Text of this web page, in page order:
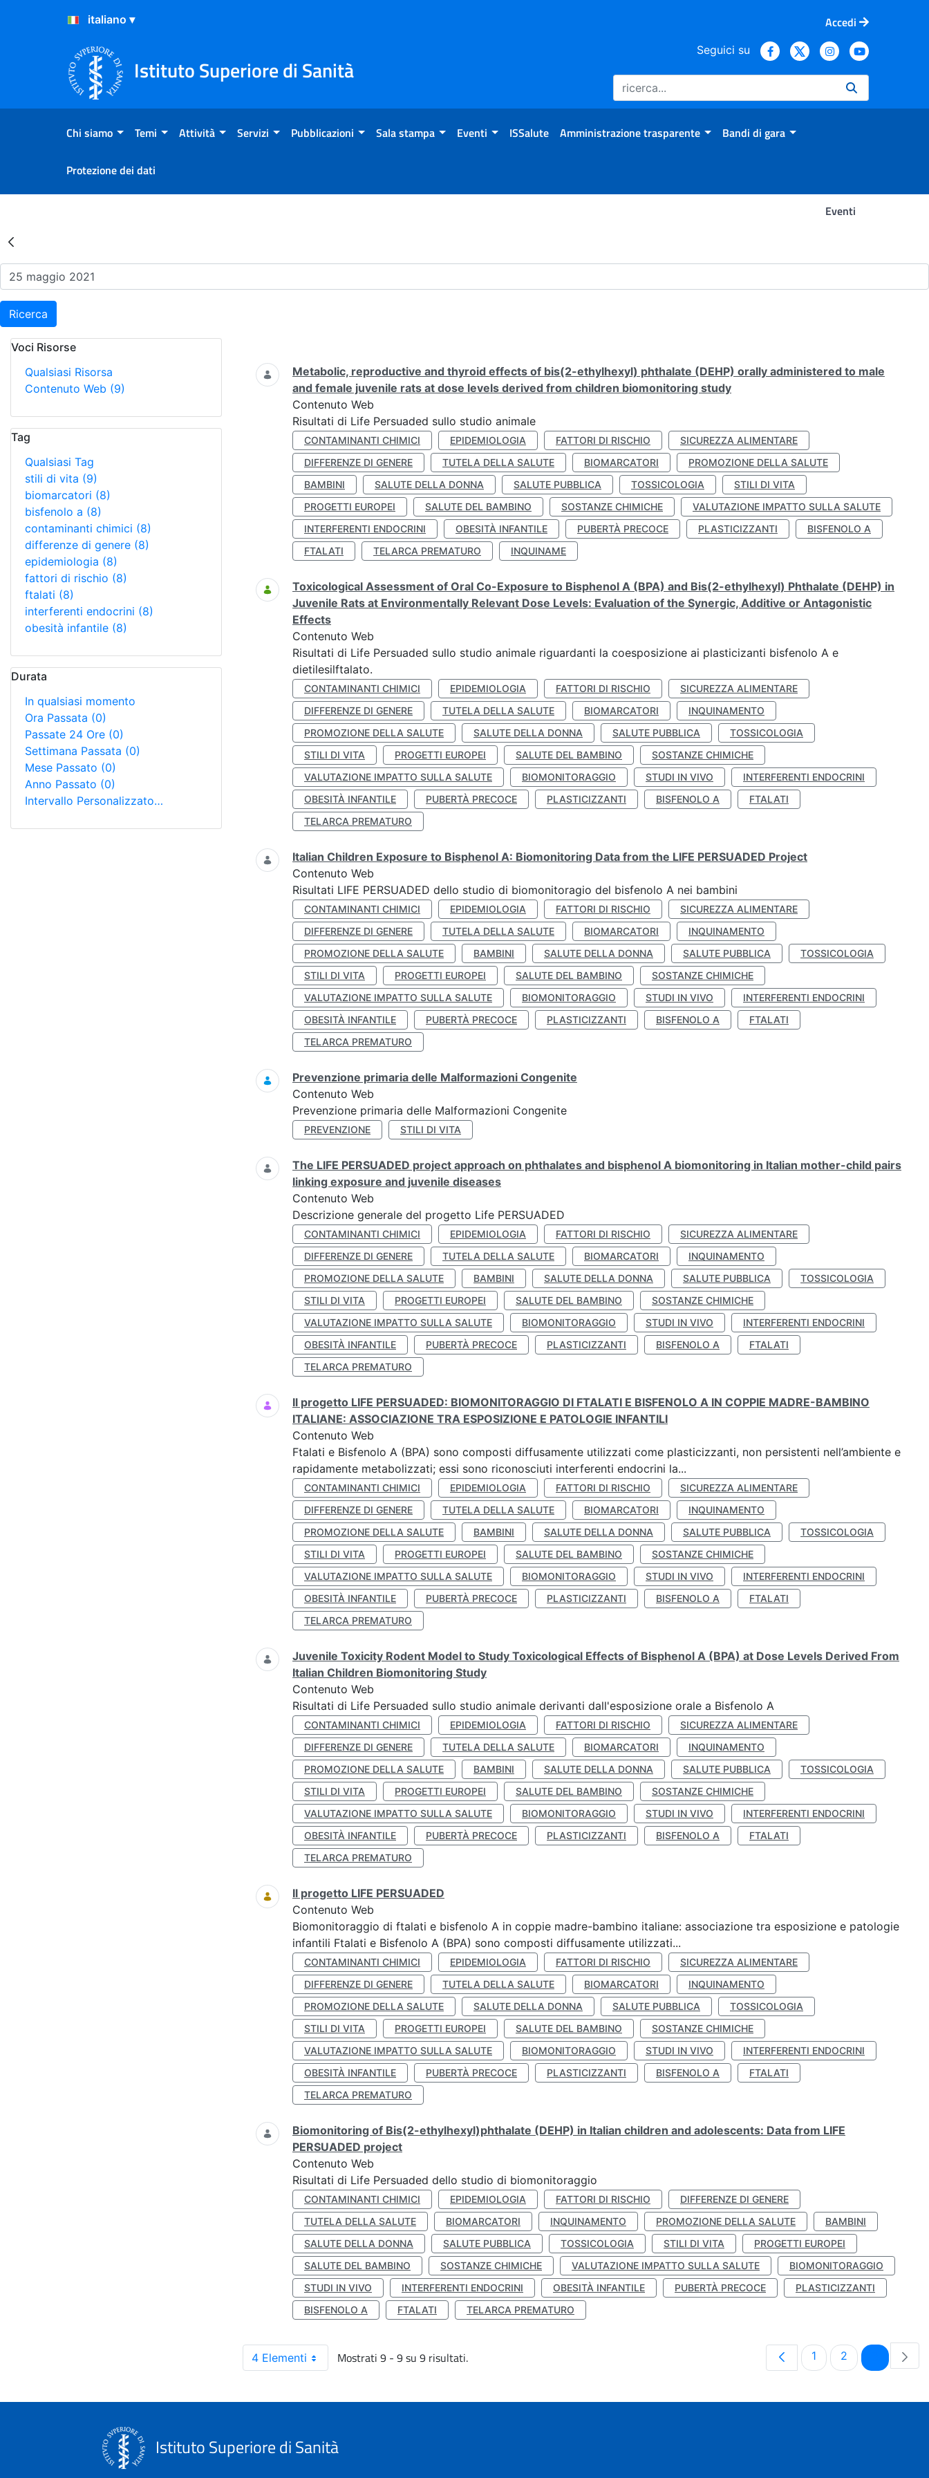
Salta al Contenuto
Salta al Footer
Accedi
Istituto Superiore di Sanità
Seguici su
Chi siamo Temi Attività Servizi Pubblicazioni Sala stampa Eventi ISSalute Amministrazione trasparente Bandi di gara
Protezione dei dati
Eventi
Risultati della Ricerca - Eventi
Ricerca
Voci Risorse
Qualsiasi Risorsa
Contenuto Web (9)
Tag
Qualsiasi Tag
stili di vita (9)
biomarcatori (8)
bisfenolo a (8)
contaminanti chimici (8)
differenze di genere (8)
epidemiologia (8)
fattori di rischio (8)
ftalati (8)
interferenti endocrini (8)
obesità infantile (8)
Durata
In qualsiasi momento
Ora Passata (0)
Passate 24 Ore (0)
Settimana Passata (0)
Mese Passato (0)
Anno Passato (0)
Intervallo Personalizzato…
Ricerca
Metabolic, reproductive and thyroid effects of bis(2-ethylhexyl) phthalate (DEHP) orally administered to male
and female juvenile rats at dose levels derived from children biomonitoring study
Contenuto Web
Risultati di Life Persuaded sullo studio animale
CONTAMINANTI CHIMICI EPIDEMIOLOGIA FATTORI DI RISCHIO
SICUREZZA ALIMENTARE
DIFFERENZE DI GENERE
TUTELA DELLA SALUTE BIOMARCATORI
PROMOZIONE DELLA SALUTE
BAMBINI
SALUTE DELLA DONNA SALUTE PUBBLICA TOSSICOLOGIA
STILI DI VITA
PROGETTI EUROPEI
SALUTE DEL BAMBINO SOSTANZE CHIMICHE
VALUTAZIONE IMPATTO SULLA SALUTE
INTERFERENTI ENDOCRINI
OBESITÀ INFANTILE PUBERTÀ PRECOCE PLASTICIZZANTI
BISFENOLO A
FTALATI
TELARCA PREMATURO INQUINAME
Toxicological Assessment of Oral Co-Exposure to Bisphenol A (BPA) and Bis(2-ethylhexyl) Phthalate (DEHP) in
Juvenile Rats at Environmentally Relevant Dose Levels: Evaluation of the Synergic, Additive or Antagonistic
Effects
Contenuto Web
Risultati di Life Persuaded sullo studio animale riguardanti la coesposizione ai plasticizanti bisfenolo A e
dietilesilftalato.
CONTAMINANTI CHIMICI EPIDEMIOLOGIA FATTORI DI RISCHIO
SICUREZZA ALIMENTARE
DIFFERENZE DI GENERE
TUTELA DELLA SALUTE BIOMARCATORI
INQUINAMENTO
PROMOZIONE DELLA SALUTE
SALUTE DELLA DONNA SALUTE PUBBLICA
TOSSICOLOGIA
STILI DI VITA
PROGETTI EUROPEI SALUTE DEL BAMBINO
SOSTANZE CHIMICHE
VALUTAZIONE IMPATTO SULLA SALUTE
BIOMONITORAGGIO STUDI IN VIVO
INTERFERENTI ENDOCRINI
OBESITÀ INFANTILE
PUBERTÀ PRECOCE PLASTICIZZANTI BISFENOLO A
FTALATI
TELARCA PREMATURO
Italian Children Exposure to Bisphenol A: Biomonitoring Data from the LIFE PERSUADED Project
Contenuto Web
Risultati LIFE PERSUADED dello studio di biomonitoragio del bisfenolo A nei bambini
CONTAMINANTI CHIMICI EPIDEMIOLOGIA FATTORI DI RISCHIO
SICUREZZA ALIMENTARE
DIFFERENZE DI GENERE
TUTELA DELLA SALUTE BIOMARCATORI
INQUINAMENTO
PROMOZIONE DELLA SALUTE
BAMBINI SALUTE DELLA DONNA SALUTE PUBBLICA
TOSSICOLOGIA
STILI DI VITA
PROGETTI EUROPEI SALUTE DEL BAMBINO
SOSTANZE CHIMICHE
VALUTAZIONE IMPATTO SULLA SALUTE
BIOMONITORAGGIO STUDI IN VIVO
INTERFERENTI ENDOCRINI
OBESITÀ INFANTILE
PUBERTÀ PRECOCE PLASTICIZZANTI BISFENOLO A
FTALATI
TELARCA PREMATURO
Prevenzione primaria delle Malformazioni Congenite
Contenuto Web
Prevenzione primaria delle Malformazioni Congenite
PREVENZIONE STILI DI VITA
The LIFE PERSUADED project approach on phthalates and bisphenol A biomonitoring in Italian mother-child pairs
linking exposure and juvenile diseases
Contenuto Web
Descrizione generale del progetto Life PERSUADED
CONTAMINANTI CHIMICI EPIDEMIOLOGIA FATTORI DI RISCHIO
SICUREZZA ALIMENTARE
DIFFERENZE DI GENERE
TUTELA DELLA SALUTE BIOMARCATORI
INQUINAMENTO
PROMOZIONE DELLA SALUTE
BAMBINI SALUTE DELLA DONNA SALUTE PUBBLICA
TOSSICOLOGIA
STILI DI VITA
PROGETTI EUROPEI SALUTE DEL BAMBINO
SOSTANZE CHIMICHE
VALUTAZIONE IMPATTO SULLA SALUTE
BIOMONITORAGGIO STUDI IN VIVO
INTERFERENTI ENDOCRINI
OBESITÀ INFANTILE
PUBERTÀ PRECOCE PLASTICIZZANTI BISFENOLO A
FTALATI
TELARCA PREMATURO
Il progetto LIFE PERSUADED: BIOMONITORAGGIO DI FTALATI E BISFENOLO A IN COPPIE MADRE-BAMBINO
ITALIANE: ASSOCIAZIONE TRA ESPOSIZIONE E PATOLOGIE INFANTILI
Contenuto Web
Ftalati e Bisfenolo A (BPA) sono composti diffusamente utilizzati come plasticizzanti, non persistenti nell’ambiente e
rapidamente metabolizzati; essi sono riconosciuti interferenti endocrini la...
CONTAMINANTI CHIMICI EPIDEMIOLOGIA FATTORI DI RISCHIO
SICUREZZA ALIMENTARE
DIFFERENZE DI GENERE
TUTELA DELLA SALUTE BIOMARCATORI
INQUINAMENTO
PROMOZIONE DELLA SALUTE
BAMBINI SALUTE DELLA DONNA SALUTE PUBBLICA
TOSSICOLOGIA
STILI DI VITA
PROGETTI EUROPEI SALUTE DEL BAMBINO
SOSTANZE CHIMICHE
VALUTAZIONE IMPATTO SULLA SALUTE
BIOMONITORAGGIO STUDI IN VIVO
INTERFERENTI ENDOCRINI
OBESITÀ INFANTILE
PUBERTÀ PRECOCE PLASTICIZZANTI BISFENOLO A
FTALATI
TELARCA PREMATURO
Juvenile Toxicity Rodent Model to Study Toxicological Effects of Bisphenol A (BPA) at Dose Levels Derived From
Italian Children Biomonitoring Study
Contenuto Web
Risultati di Life Persuaded sullo studio animale derivanti dall'esposizione orale a Bisfenolo A
CONTAMINANTI CHIMICI EPIDEMIOLOGIA FATTORI DI RISCHIO
SICUREZZA ALIMENTARE
DIFFERENZE DI GENERE
TUTELA DELLA SALUTE BIOMARCATORI
INQUINAMENTO
PROMOZIONE DELLA SALUTE
BAMBINI SALUTE DELLA DONNA SALUTE PUBBLICA
TOSSICOLOGIA
STILI DI VITA
PROGETTI EUROPEI SALUTE DEL BAMBINO
SOSTANZE CHIMICHE
VALUTAZIONE IMPATTO SULLA SALUTE
BIOMONITORAGGIO STUDI IN VIVO
INTERFERENTI ENDOCRINI
OBESITÀ INFANTILE
PUBERTÀ PRECOCE PLASTICIZZANTI BISFENOLO A
FTALATI
TELARCA PREMATURO
Il progetto LIFE PERSUADED
Contenuto Web
Biomonitoraggio di ftalati e bisfenolo A in coppie madre-bambino italiane: associazione tra esposizione e patologie
infantili Ftalati e Bisfenolo A (BPA) sono composti diffusamente utilizzati...
CONTAMINANTI CHIMICI EPIDEMIOLOGIA FATTORI DI RISCHIO
SICUREZZA ALIMENTARE
DIFFERENZE DI GENERE
TUTELA DELLA SALUTE BIOMARCATORI
INQUINAMENTO
PROMOZIONE DELLA SALUTE
SALUTE DELLA DONNA SALUTE PUBBLICA
TOSSICOLOGIA
STILI DI VITA
PROGETTI EUROPEI SALUTE DEL BAMBINO
SOSTANZE CHIMICHE
VALUTAZIONE IMPATTO SULLA SALUTE
BIOMONITORAGGIO STUDI IN VIVO
INTERFERENTI ENDOCRINI
OBESITÀ INFANTILE
PUBERTÀ PRECOCE PLASTICIZZANTI BISFENOLO A
FTALATI
TELARCA PREMATURO
Biomonitoring of Bis(2-ethylhexyl)phthalate (DEHP) in Italian children and adolescents: Data from LIFE
PERSUADED project
Contenuto Web
Risultati di Life Persuaded dello studio di biomonitoraggio
CONTAMINANTI CHIMICI EPIDEMIOLOGIA FATTORI DI RISCHIO
DIFFERENZE DI GENERE
TUTELA DELLA SALUTE
BIOMARCATORI INQUINAMENTO PROMOZIONE DELLA SALUTE
BAMBINI
SALUTE DELLA DONNA
SALUTE PUBBLICA TOSSICOLOGIA STILI DI VITA
PROGETTI EUROPEI
SALUTE DEL BAMBINO
SOSTANZE CHIMICHE VALUTAZIONE IMPATTO SULLA SALUTE
BIOMONITORAGGIO
STUDI IN VIVO
INTERFERENTI ENDOCRINI OBESITÀ INFANTILE PUBERTÀ PRECOCE
PLASTICIZZANTI
BISFENOLO A
FTALATI TELARCA PREMATURO
4 Elementi Mostrati 9 - 9 su 9 risultati. Pagina
1 Pagina
2 Pagina
Istituto Superiore di Sanità